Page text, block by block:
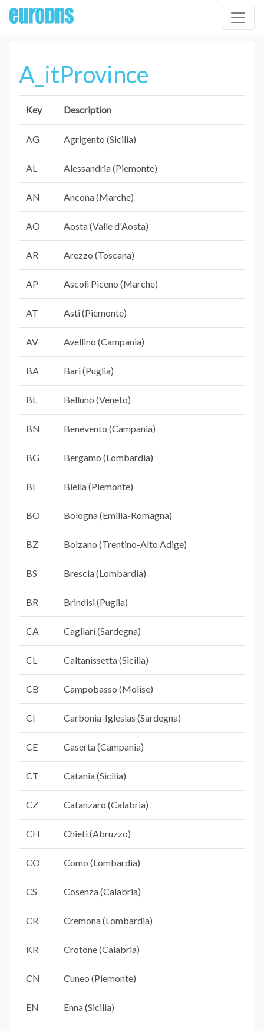
A_itProvince
Key Description
AG Agrigento (Sicilia)
AL Alessandria (Piemonte)
AN Ancona (Marche)
AO Aosta (Valle d'Aosta)
AR Arezzo (Toscana)
AP Ascoli Piceno (Marche)
AT Asti (Piemonte)
AV Avellino (Campania)
BA Bari (Puglia)
BL Belluno (Veneto)
BN Benevento (Campania)
BG Bergamo (Lombardia)
BI Biella (Piemonte)
BO Bologna (Emilia-Romagna)
BZ Bolzano (Trentino-Alto Adige)
BS Brescia (Lombardia)
BR Brindisi (Puglia)
CA Cagliari (Sardegna)
CL Caltanissetta (Sicilia)
CB Campobasso (Molise)
CI Carbonia-Iglesias (Sardegna)
CE Caserta (Campania)
CT Catania (Sicilia)
CZ Catanzaro (Calabria)
CH Chieti (Abruzzo)
CO Como (Lombardia)
CS Cosenza (Calabria)
CR Cremona (Lombardia)
KR Crotone (Calabria)
CN Cuneo (Piemonte)
EN Enna (Sicilia)